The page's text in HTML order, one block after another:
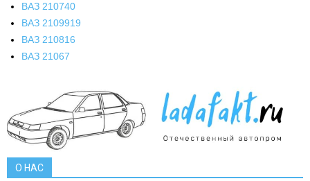
ВАЗ 210740
ВАЗ 2109919
ВАЗ 210816
ВАЗ 21067
О НАС